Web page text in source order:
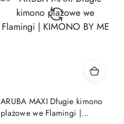
ARUBA MAXI Długie kimono
plażowe we Flamingi |